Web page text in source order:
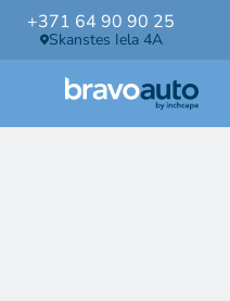
+371 64 90 90 25
Skanstes Iela 4A